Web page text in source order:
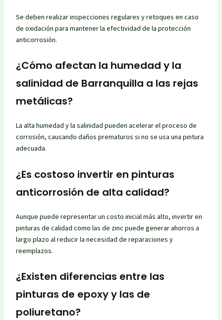
Se deben realizar inspecciones regulares y retoques en caso
de oxidación para mantener la efectividad de la protección
anticorrosión.
¿Cómo afectan la humedad y la
salinidad de Barranquilla a las rejas
metálicas?
La alta humedad y la salinidad pueden acelerar el proceso de
corrosión, causando daños prematuros si no se usa una pintura
adecuada.
¿Es costoso invertir en pinturas
anticorrosión de alta calidad?
Aunque puede representar un costo inicial más alto, invertir en
pinturas de calidad como las de zinc puede generar ahorros a
largo plazo al reducir la necesidad de reparaciones y
reemplazos.
¿Existen diferencias entre las
pinturas de epoxy y las de
poliuretano?